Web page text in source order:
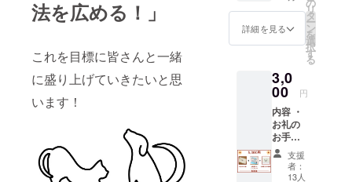
法を広める！」
これを目標に皆さんと一緒
に盛り上げていきたいと思
います！
くて
も、心
肺蘇生
格で知
りた
い！そ
んな方
のため
に、心
肺蘇生
法パン
フレッ
詳細を見る
の
リ
タ
ー
ン
を
選
択
す
る
3,0
00 円
内容 ・
お礼の
お手紙
・心肺
蘇生法
パンフ
支援
者：
13人